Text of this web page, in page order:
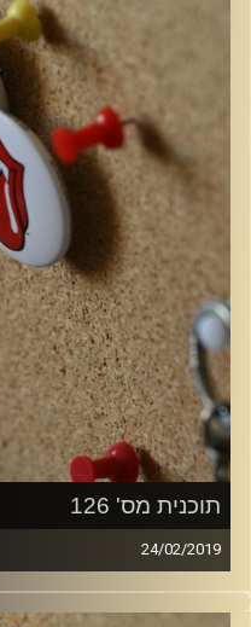
włodi
תוכנית מס' 126
24/02/2019
קלאסיקות רוק עם אורן הוף.